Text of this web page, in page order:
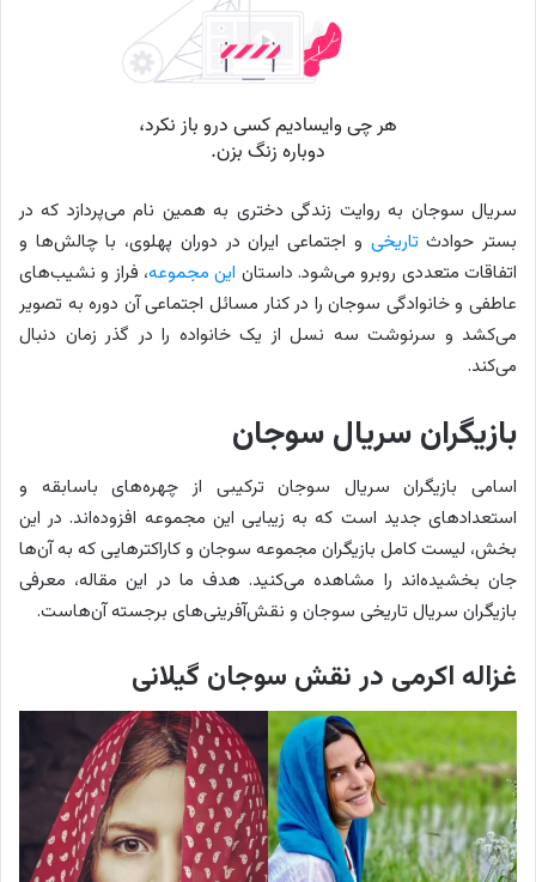
سریال سوجان به روایت زندگی دختری به همین نام می‌پردازد که در
بستر حوادث تاریخی و اجتماعی ایران در دوران پهلوی، با چالش‌ها و
اتفاقات متعددی روبرو می‌شود. داستان این مجموعه، فراز و نشیب‌های
عاطفی و خانوادگی سوجان را در کنار مسائل اجتماعی آن دوره به تصویر
می‌کشد و سرنوشت سه نسل از یک خانواده را در گذر زمان دنبال
می‌کند.
بازیگران سریال سوجان
اسامی بازیگران سریال سوجان ترکیبی از چهره‌های باسابقه و
استعدادهای جدید است که به زیبایی این مجموعه افزوده‌اند. در این
بخش، لیست کامل بازیگران مجموعه سوجان و کاراکترهایی که به آن‌ها
جان بخشیده‌اند را مشاهده می‌کنید. هدف ما در این مقاله، معرفی
بازیگران سریال تاریخی سوجان و نقش‌آفرینی‌های برجسته آن‌هاست.
غزاله اکرمی در نقش سوجان گیلانی